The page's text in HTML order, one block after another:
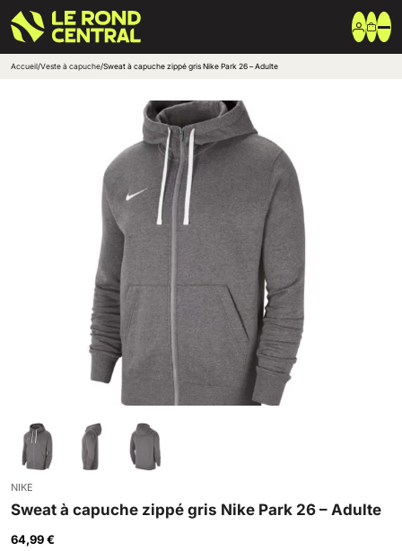
Shorts & Chaussettes
Vêtements techniques
Accessoires entrainement
Créer une boutique club
Boutiques clubs
Accueil/Veste à capuche/Sweat à capuche zippé gris Nike Park 26 – Adulte
NIKE
Sweat à capuche zippé gris Nike Park 26 – Adulte
64,99 €